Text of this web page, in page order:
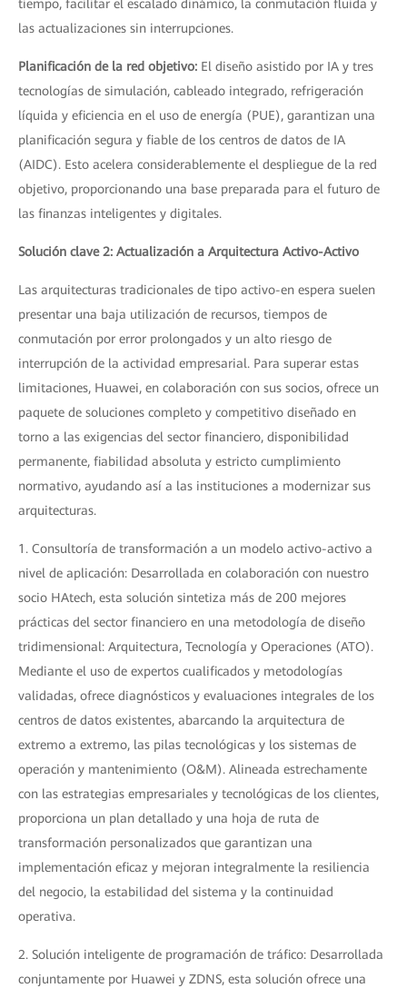
tiempo, facilitar el escalado dinámico, la conmutación fluida y
las actualizaciones sin interrupciones.
Planificación de la red objetivo: El diseño asistido por IA y tres
tecnologías de simulación, cableado integrado, refrigeración
líquida y eficiencia en el uso de energía (PUE), garantizan una
planificación segura y fiable de los centros de datos de IA
(AIDC). Esto acelera considerablemente el despliegue de la red
objetivo, proporcionando una base preparada para el futuro de
las finanzas inteligentes y digitales.
Solución clave 2: Actualización a Arquitectura Activo-Activo
Las arquitecturas tradicionales de tipo activo-en espera suelen
presentar una baja utilización de recursos, tiempos de
conmutación por error prolongados y un alto riesgo de
interrupción de la actividad empresarial. Para superar estas
limitaciones, Huawei, en colaboración con sus socios, ofrece un
paquete de soluciones completo y competitivo diseñado en
torno a las exigencias del sector financiero, disponibilidad
permanente, fiabilidad absoluta y estricto cumplimiento
normativo, ayudando así a las instituciones a modernizar sus
arquitecturas.
1. Consultoría de transformación a un modelo activo-activo a
nivel de aplicación: Desarrollada en colaboración con nuestro
socio HAtech, esta solución sintetiza más de 200 mejores
prácticas del sector financiero en una metodología de diseño
tridimensional: Arquitectura, Tecnología y Operaciones (ATO).
Mediante el uso de expertos cualificados y metodologías
validadas, ofrece diagnósticos y evaluaciones integrales de los
centros de datos existentes, abarcando la arquitectura de
extremo a extremo, las pilas tecnológicas y los sistemas de
operación y mantenimiento (O&M). Alineada estrechamente
con las estrategias empresariales y tecnológicas de los clientes,
proporciona un plan detallado y una hoja de ruta de
transformación personalizados que garantizan una
implementación eficaz y mejoran integralmente la resiliencia
del negocio, la estabilidad del sistema y la continuidad
operativa.
2. Solución inteligente de programación de tráfico: Desarrollada
conjuntamente por Huawei y ZDNS, esta solución ofrece una